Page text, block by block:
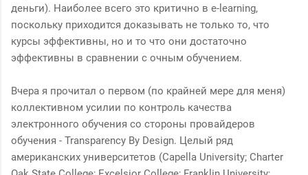
деньги). Наиболее всего это критично в e-learning,
поскольку приходится доказывать не только то, что
курсы эффективны, но и то что они достаточно
эффективны в сравнении с очным обучением.
Вчера я прочитал о первом (по крайней мере для меня)
коллективном усилии по контроль качества
электронного обучения со стороны провайдеров
обучения - Transparency By Design. Целый ряд
американских университетов (Capella University; Charter